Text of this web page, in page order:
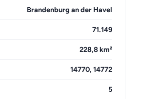
Brandenburg an der Havel
71.149
228,8 km²
14770, 14772
5